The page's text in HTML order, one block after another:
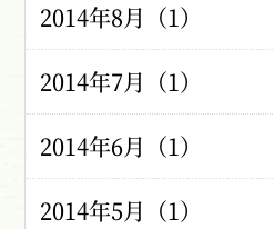
2014年8月（1）
2014年7月（1）
2014年6月（1）
2014年5月（1）